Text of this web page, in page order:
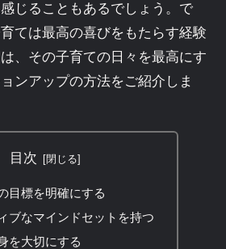
じることもあるでしょう。で
ては最高の喜びをもたらす経験
、その子育ての日々を最高にす
ンアップの方法をご紹介しま
目次
目標を明確にする
ブなマインドセットを持つ
を大切にする